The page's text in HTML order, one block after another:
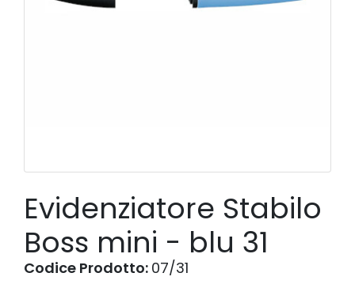
Evidenziatore Stabilo
Boss mini - blu 31
Codice Prodotto: 07/31